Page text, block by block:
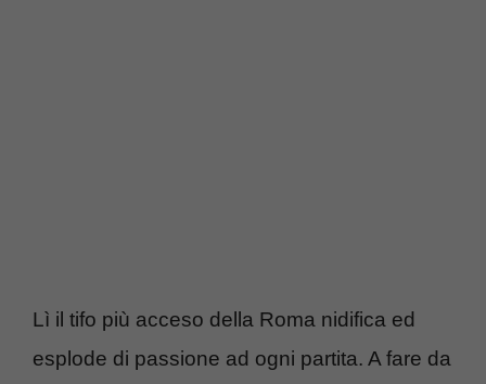
Lì il tifo più acceso della Roma nidifica ed
esplode di passione ad ogni partita. A fare da